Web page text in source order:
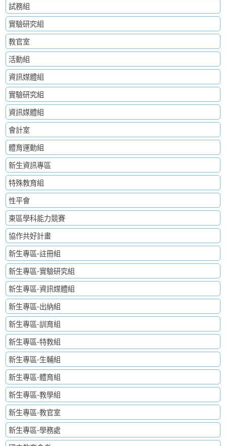
試務組
實驗研究組
教官室
活動組
資訊媒體組
實驗研究組
資訊媒體組
會計室
體育運動組
新生資訊專區
特殊教育組
性平會
東區學科能力競賽
協作共好計畫
新生專區-註冊組
新生專區-實驗研究組
新生專區-資訊媒體組
新生專區-出納組
新生專區-訓育組
新生專區-特教組
新生專區-生輔組
新生專區-體育組
新生專區-教學組
新生專區-教官室
新生專區-學務處